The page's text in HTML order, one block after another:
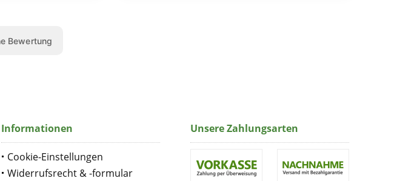
Informationen
Cookie-Einstellungen
Widerrufsrecht & -formular
Unsere Zahlungsarten